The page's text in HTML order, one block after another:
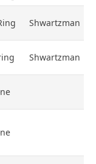
Shwartzman
Shwartzman